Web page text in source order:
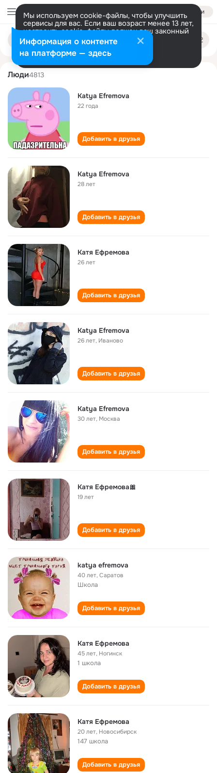
Войти
Мы используем cookie-файлы, чтобы улучшить
сервисы для вас. Если ваш возраст менее 13 лет,
настроить cookie-файлы должен ваш законный
представитель. Больше информации
Разрешить все Настроить
Поиск
людям
katya efremova
Люди4813
Katya Efremova
22 года
Добавить в друзья
Katya Efremova
28 лет
Добавить в друзья
Катя Ефремова
26 лет
Добавить в друзья
Katya Efremova
26 лет, Иваново
Добавить в друзья
Katya Efremova
30 лет, Москва
Добавить в друзья
Катя Ефремова🎀
19 лет
Добавить в друзья
katya efremova
40 лет,Саратов
Школа
Добавить в друзья
Катя Ефремова
45 лет, Ногинск
1 школа
Добавить в друзья
Катя Ефремова
20 лет, Новосибирск
147 школа
Добавить в друзья
Информация о контенте
на платформе — здесь